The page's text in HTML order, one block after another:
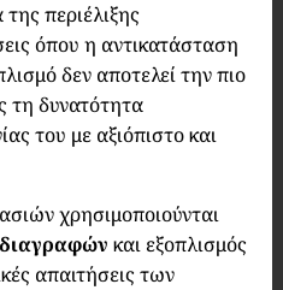
περιέλιξης
όπου η αντικατάσταση
δεν αποτελεί την πιο
τη δυνατότητα
του με αξιόπιστο και
χρησιμοποιούνται
και εξοπλισμός
απαιτήσεις των